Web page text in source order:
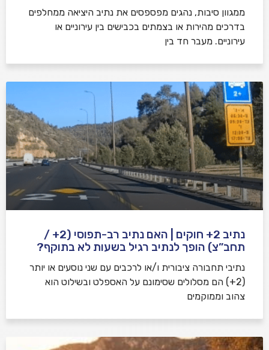
ממגוון סיבות, נהגים מפספסים את נתיב היציאה ממחלפים
בדרכים מהירות או בצמתים בכבישים בין עירוניים או
עירוניים. מעבר חד בין
נתיב 2+ חוקים | האם נתיב רב-תפוסי (2+ /
תחב”צ) הופך לנתיב רגיל בשעות לא בתוקף?
נתיבי תחבורה ציבורית ו/או לרכבים עם שני נוסעים או יותר
(2+) הם מסלולים שסימונם על האספלט ובשילוט הוא
צהוב וממוקמים